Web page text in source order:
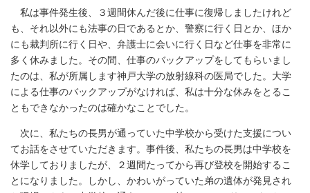
私は事件発生後、３週間休んだ後に仕事に復帰しましたけれど
も、それ以外にも法事の日であるとか、警察に行く日とか、ほか
にも裁判所に行く日や、弁護士に会いに行く日など仕事を非常に
多く休みました。その間、仕事のバックアップをしてもらいまし
たのは、私が所属します神戸大学の放射線科の医局でした。大学
による仕事のバックアップがなければ、私は十分な休みをとるこ
ともできなかったのは確かなことでした。
次に、私たちの長男が通っていた中学校から受けた支援につい
てお話をさせていただきます。事件後、私たちの長男は中学校を
休学しておりましたが、２週間たってから再び登校を開始するこ
とになりました。しかし、かわいがっていた弟の遺体が発見され